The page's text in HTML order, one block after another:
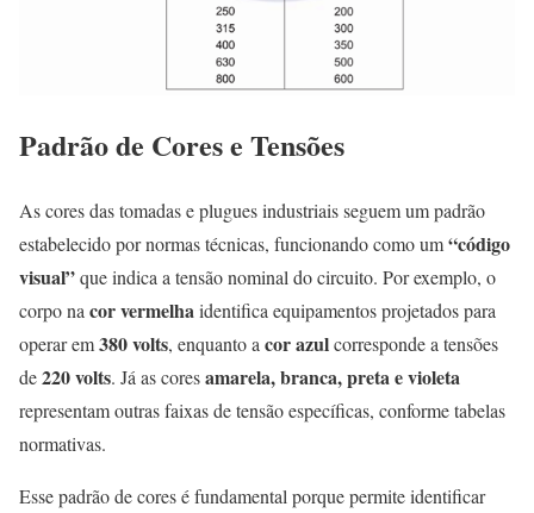
Padrão de Cores e Tensões
As cores das tomadas e plugues industriais seguem um padrão
estabelecido por normas técnicas, funcionando como um“código
visual”que indica a tensão nominal do circuito. Por exemplo, o
corpo na corvermelhaidentifica equipamentos projetados para
operar em380 volts, enquanto a cor azulcorresponde a tensões
de220 volts. Já as coresamarela, branca, preta e violeta
representam outras faixas de tensão específicas, conforme tabelas
normativas.
Esse padrão de cores é fundamental porque permite identificar